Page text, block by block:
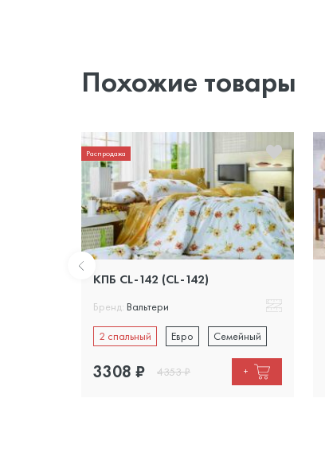
Похожие товары
Распродажа
КПБ CL-142 (CL-142)
Бренд: Вальтери
2 спальный Евро Семейный
3308 ₽ 4353₽ +